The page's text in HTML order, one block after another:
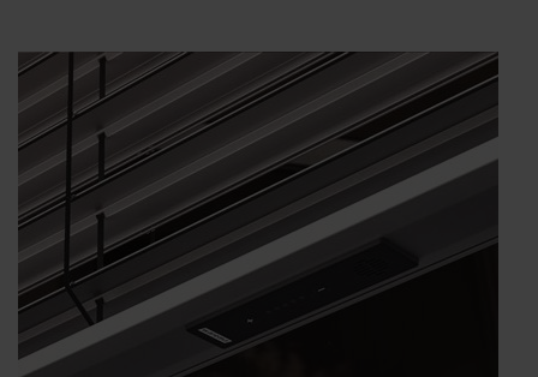
SolarKit
von
WAREMA“